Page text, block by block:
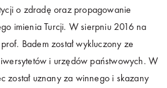
o zdradę oraz propagowanie
imienia Turcji. W sierpniu 2016 na
Badem został wykluczony ze
i urzędów państwowych. W
został uznany za winnego i skazany